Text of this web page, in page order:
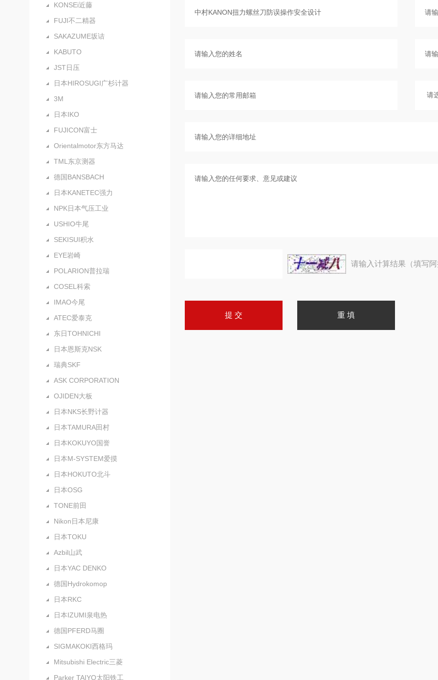
KONSEi近藤
FUJI不二精器
SAKAZUME坂诘
KABUTO
JST日压
日本HIROSUGI广杉计器
3M
日本IKO
FUJICON富士
Orientalmotor东方马达
TML东京测器
德国BANSBACH
日本KANETEC强力
NPK日本气压工业
USHIO牛尾
SEKISUI积水
EYE岩崎
POLARION普拉瑞
COSEL科索
IMAO今尾
ATEC爱泰克
东日TOHNICHI
日本恩斯克NSK
瑞典SKF
ASK CORPORATION
OJIDEN大板
日本NKS长野计器
日本TAMURA田村
日本KOKUYO国誉
日本M-SYSTEM爱摸
日本HOKUTO北斗
日本OSG
TONE前田
Nikon日本尼康
日本TOKU
Azbil山武
日本YAC DENKO
德国Hydrokomop
日本RKC
日本IZUMI泉电热
德国PFERD马圈
SIGMAKOKI西格玛
Mitsubishi Electric三菱
Parker TAIYO太阳铁工
请输入计算结果（填写